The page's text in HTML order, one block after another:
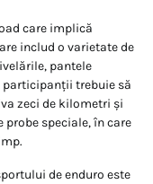
care implică
includ o varietate de
pantele
participanții trebuie să
zeci de kilometri și
speciale, în care
de enduro este